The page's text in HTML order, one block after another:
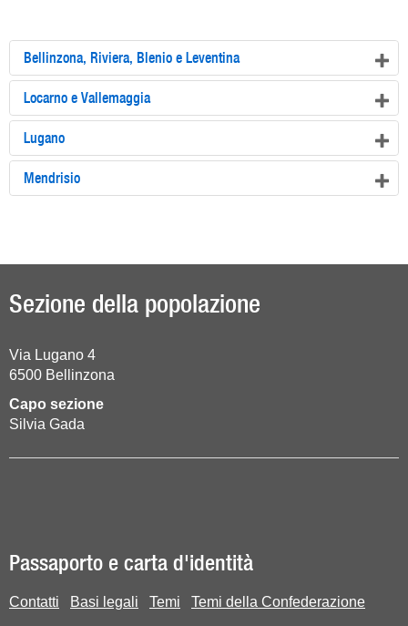
Bellinzona, Riviera, Blenio e Leventina
Locarno e Vallemaggia
Lugano
Mendrisio
Sezione della popolazione
Via Lugano 4
6500 Bellinzona
Capo sezione
Silvia Gada
Passaporto e carta d'identità
Contatti Basi legali Temi Temi della Confederazione